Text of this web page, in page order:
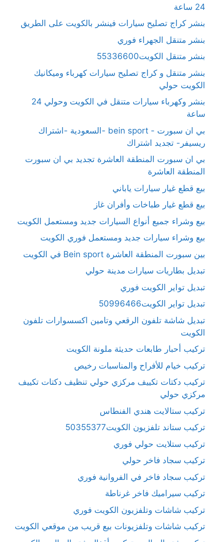
24 ساعة
بنشر كراج تصليح سيارات فينشر بالكويت على الطريق
بنشر متنقل الجهراء فوري
بنشر متنقل الكويت55336600
بنشر متنقل و كراج تصليح سيارات كهرباء وميكانيك
الكويت حولي
بنشر وكهرباء سيارات متنقل في الكويت وحولي 24
ساعة
بي ان سبورت - bein sport -السعودية -اشتراك
ريسيفر- تجديد اشتراك
بي ان سبورت المنطقة العاشرة تجديد بي ان سبورت
المنطقة العاشرة
بيع قطع غيار سيارات ياباني
بيع قطع غيار طباخات وأفران غاز
بيع وشراء جميع أنواع السيارات جديد ومستعمل الكويت
بيع وشراء سيارات جديد ومستعمل فوري الكويت
بين سبورت المنطقة العاشرة Bein sport في الكويت
تبديل بطاريات سيارات مدينة حولي
تبديل تواير الكويت فوري
تبديل تواير الكويت50996466
تبديل شاشة تلفون الرقعي وتامين اكسسوارات تلفون
الكويت
تركيب أحبار طابعات حديثة ملونة الكويت
تركيب خيام للأفراح والمناسبات رخيص
تركيب دكتات تكييف مركزي حولي تنظيف دكتات تكييف
مركزي حولي
تركيب ستالايت هندي الفنطاس
تركيب ستاند تلفزيون الكويت50355377
تركيب ستلايت حولي فوري
تركيب سجاد فاخر حولي
تركيب سجاد فاخر في الفروانية فوري
تركيب سيراميك فاخر غرناطة
تركيب شاشات وتلفزيون الكويت فوري
تركيب شاشات وتلفزيونات بيع قريب من موقعي الكويت